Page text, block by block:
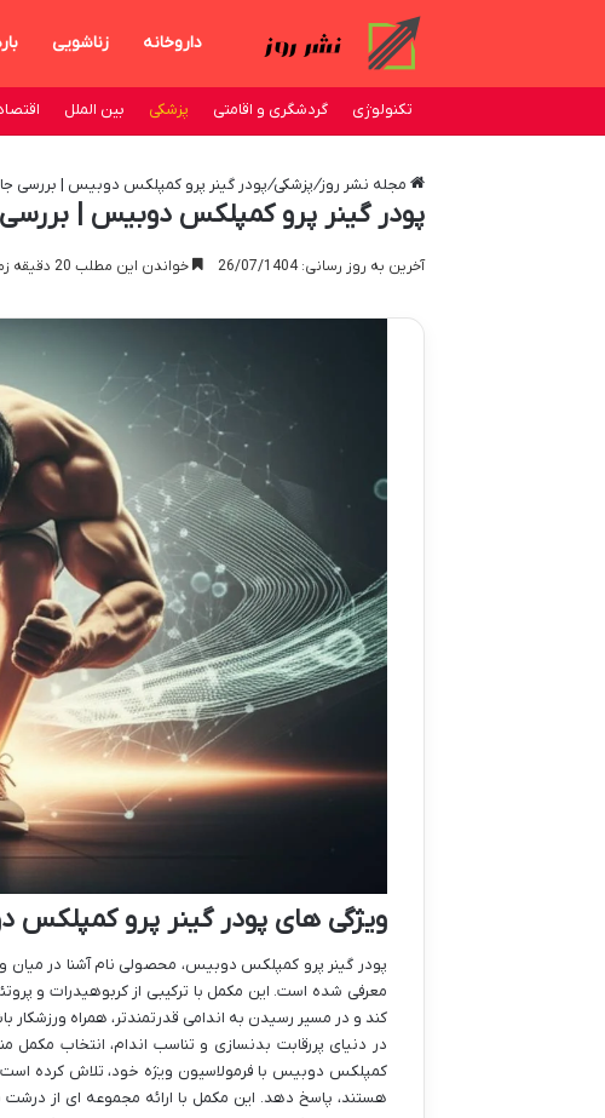
داروخانه زناشویی
تکنولوژی گردشگری و اقامتی پزشکی بین الملل
مجله نشر روز/پزشکی/پودر گینر پرو کمپلکس دوبیس | بررسی
پودر گینر پرو کمپلکس دوبیس | بررسی
آخرین به روز رسانی: 26/07/1404 خواندن این مطلب 20 دقیقه زمان میبرد
ویژگی های پودر گینر پرو کمپلکس
پودر گینر پرو کمپلکس دوبیس، محصولی نام آشنا در میان
معرفی شده است. این مکمل با ترکیبی از کربوهیدرات و
کند و در مسیر رسیدن به اندامی قدرتمندتر، همراه ورزشکار
در دنیای پررقابت بدنسازی و تناسب اندام، انتخاب
کمپلکس دوبیس با فرمولاسیون ویژه خود، تلاش کرده است
هستند، پاسخ دهد. این مکمل با ارائه مجموعه ای از